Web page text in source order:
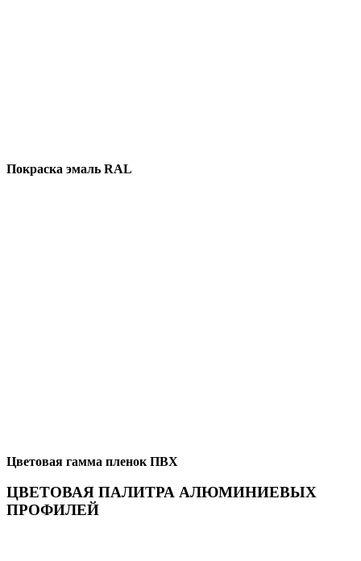
Покраска эмаль RAL
Цветовая гамма пленок ПВХ
ЦВЕТОВАЯ ПАЛИТРА АЛЮМИНИЕВЫХ
ПРОФИЛЕЙ